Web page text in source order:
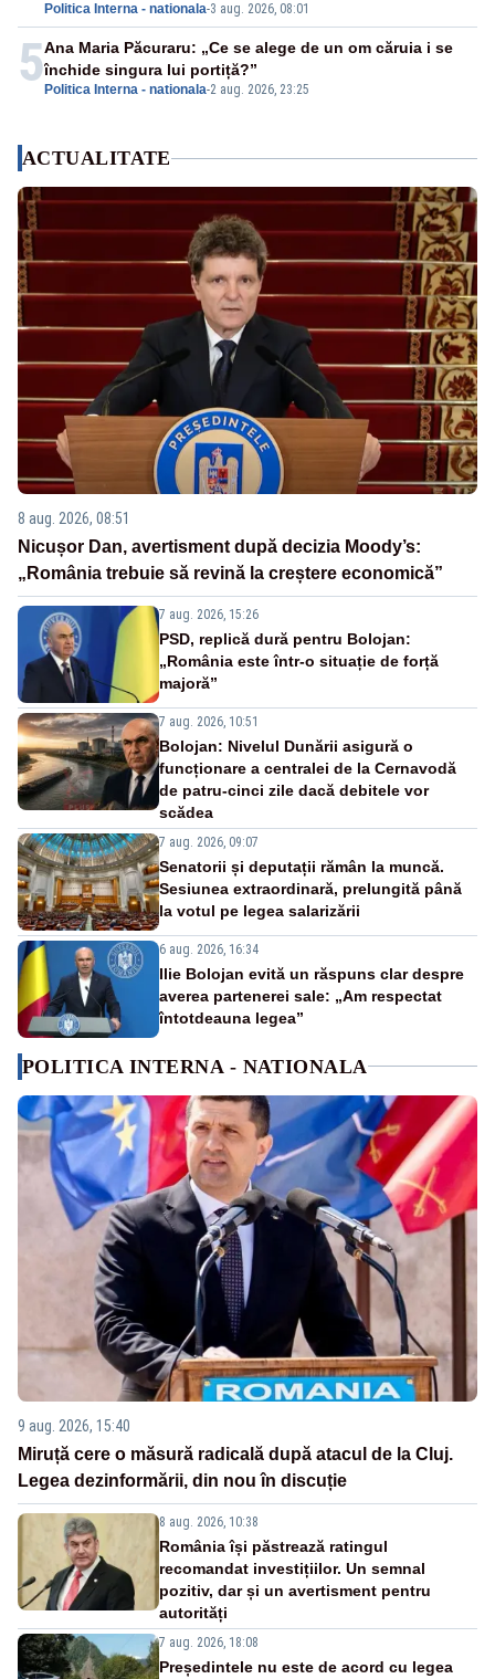
Politica Interna - nationala-3 aug. 2026, 08:01
5 Politica Interna - nationala-2 aug. 2026, 23:25
Ana Maria Păcuraru: „Ce se alege de un om căruia i se
închide singura lui portiță?”
ACTUALITATE
8 aug. 2026, 08:51
Nicușor Dan, avertisment după decizia Moody’s:
„România trebuie să revină la creștere economică”
7 aug. 2026, 15:26
PSD, replică dură pentru Bolojan:
„România este într-o situație de forță
majoră”
7 aug. 2026, 10:51
Bolojan: Nivelul Dunării asigură o
funcționare a centralei de la Cernavodă
de patru-cinci zile dacă debitele vor
scădea
7 aug. 2026, 09:07
Senatorii și deputații rămân la muncă.
Sesiunea extraordinară, prelungită până
la votul pe legea salarizării
6 aug. 2026, 16:34
Ilie Bolojan evită un răspuns clar despre
averea partenerei sale: „Am respectat
întotdeauna legea”
POLITICA INTERNA - NATIONALA
9 aug. 2026, 15:40
Miruță cere o măsură radicală după atacul de la Cluj.
Legea dezinformării, din nou în discuție
8 aug. 2026, 10:38
România își păstrează ratingul
recomandat investițiilor. Un semnal
pozitiv, dar și un avertisment pentru
autorități
7 aug. 2026, 18:08
Președintele nu este de acord cu legea